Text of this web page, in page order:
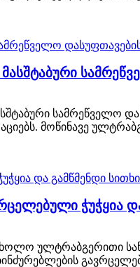
სამრეწველო
მოწინავე
ჭუჭყია
ულტრაბგერითი